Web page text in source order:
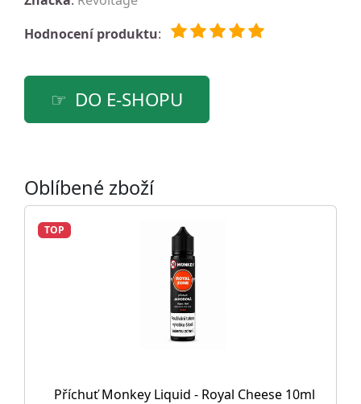
Hodnocení produktu:
DO E-SHOPU
Oblíbené zboží
TOP
Příchuť Monkey Liquid - Royal Cheese 10ml